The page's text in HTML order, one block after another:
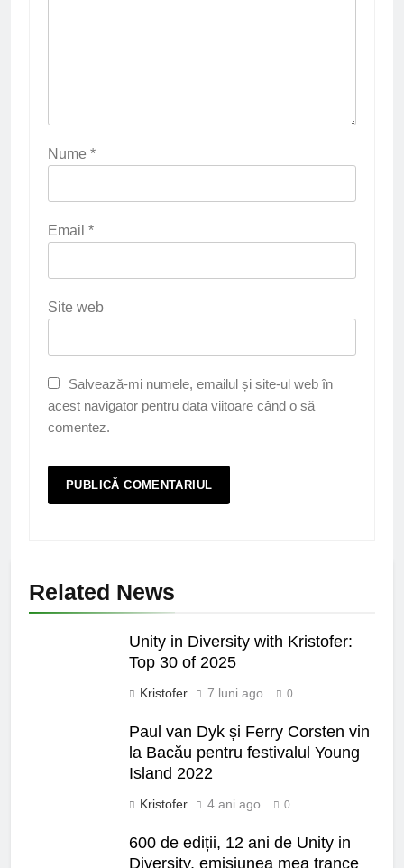
Nume *
Email *
Site web
Salvează-mi numele, emailul și site-ul web în
acest navigator pentru data viitoare când o să
comentez.
Related News
Unity in Diversity with Kristofer:
Top 30 of 2025
Kristofer 7 luni ago 0
Paul van Dyk și Ferry Corsten vin
la Bacău pentru festivalul Young
Island 2022
Kristofer 4 ani ago 0
600 de ediții, 12 ani de Unity in
Diversity, emisiunea mea trance